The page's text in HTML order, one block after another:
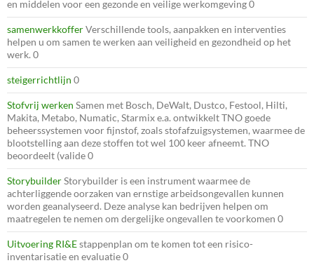
en middelen voor een gezonde en veilige werkomgeving 0
samenwerkkofferVerschillende tools, aanpakken en interventies
helpen u om samen te werken aan veiligheid en gezondheid op het
werk. 0
steigerrichtlijn 0
Stofvrij werken Samen met Bosch, DeWalt, Dustco, Festool, Hilti,
Makita, Metabo, Numatic, Starmix e.a. ontwikkelt TNO goede
beheerssystemen voor fijnstof, zoals stofafzuigsystemen, waarmee de
blootstelling aan deze stoffen tot wel 100 keer afneemt. TNO
beoordeelt (valide 0
StorybuilderStorybuilder is een instrument waarmee de
achterliggende oorzaken van ernstige arbeidsongevallen kunnen
worden geanalyseerd. Deze analyse kan bedrijven helpen om
maatregelen te nemen om dergelijke ongevallen te voorkomen 0
Uitvoering RI&Estappenplan om te komen tot een risico-
inventarisatie en evaluatie 0